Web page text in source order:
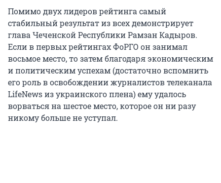
Помимо двух лидеров рейтинга самый
стабильный результат из всех демонстрирует
глава Чеченской Республики Рамзан Кадыров.
Если в первых рейтингах ФоРГО он занимал
восьмое место, то затем благодаря экономическим
и политическим успехам (достаточно вспомнить
его роль в освобождении журналистов телеканала
LifeNews из украинского плена) ему удалось
ворваться на шестое место, которое он ни разу
никому больше не уступал.